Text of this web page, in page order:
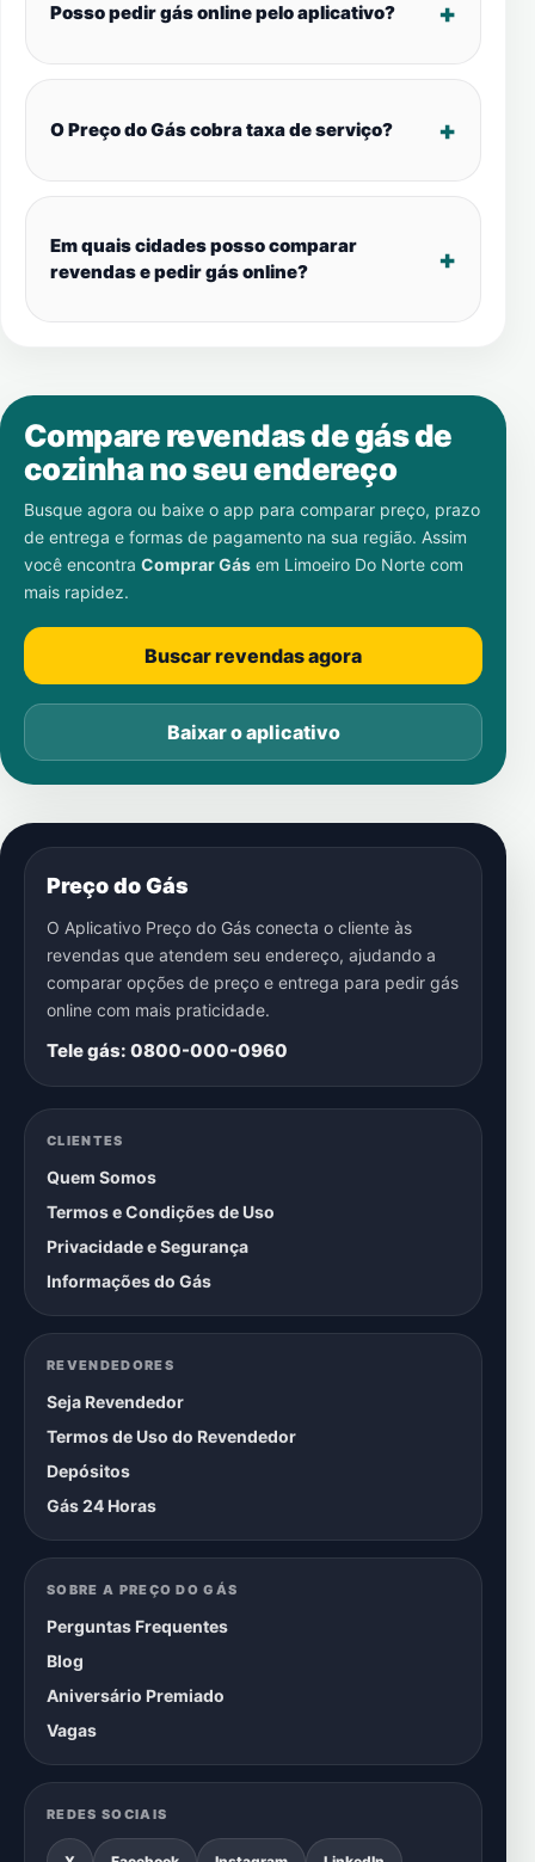
Posso pedir gás online pelo aplicativo?
O Preço do Gás cobra taxa de serviço?
Em quais cidades posso comparar
revendas e pedir gás online?
Compare revendas de gás de
cozinha no seu endereço
Busque agora ou baixe o app para comparar preço, prazo
de entrega e formas de pagamento na sua região. Assim
você encontra Comprar Gás em Limoeiro Do Norte com
mais rapidez.
Buscar revendas agora
Baixar o aplicativo
Preço do Gás
O Aplicativo Preço do Gás conecta o cliente às
revendas que atendem seu endereço, ajudando a
comparar opções de preço e entrega para pedir gás
online com mais praticidade.
Tele gás: 0800-000-0960
CLIENTES
Quem Somos
Termos e Condições de Uso
Privacidade e Segurança
Informações do Gás
REVENDEDORES
Seja Revendedor
Termos de Uso do Revendedor
Depósitos
Gás 24 Horas
SOBRE A PREÇO DO GÁS
Perguntas Frequentes
Blog
Aniversário Premiado
Vagas
REDES SOCIAIS